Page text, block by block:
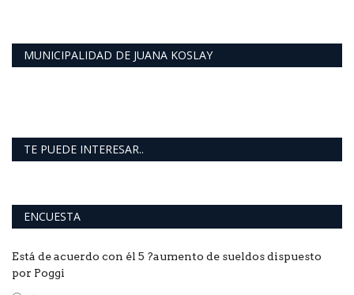
MUNICIPALIDAD DE JUANA KOSLAY
TE PUEDE INTERESAR..
ENCUESTA
Está de acuerdo con él 5 ?aumento de sueldos dispuesto
por Poggi